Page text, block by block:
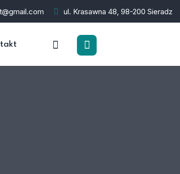
ul. Krasawna 48, 98-200 Sieradz